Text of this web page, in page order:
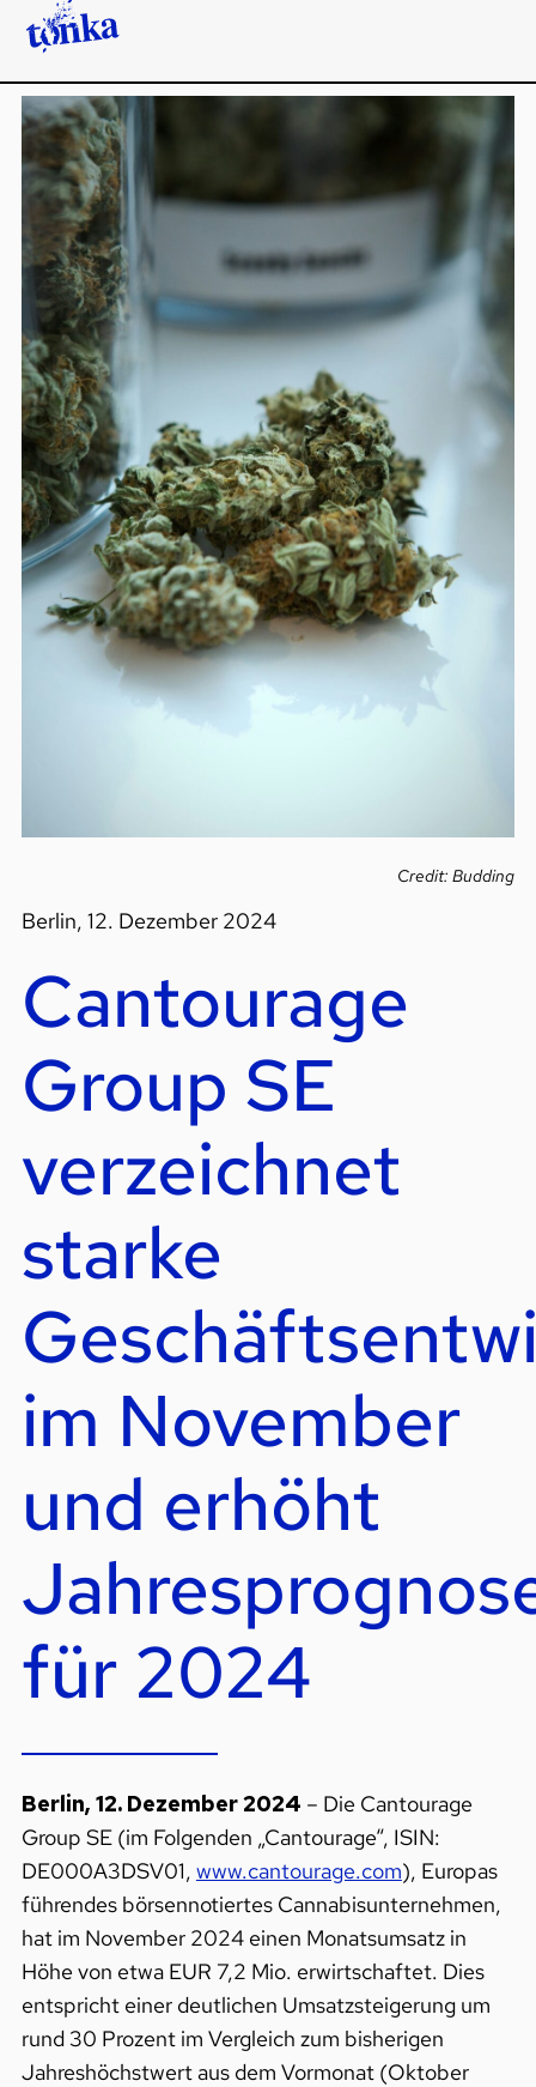
Credit: Budding
Berlin, 12. Dezember 2024
Cantourage
Group SE
verzeichnet
starke
im November
und erhöht
für 2024
Berlin, 12. Dezember 2024 – Die Cantourage
Group SE (im Folgenden „Cantourage“, ISIN:
DE000A3DSV01, www.cantourage.com), Europas
führendes börsennotiertes Cannabisunternehmen,
hat im November 2024 einen Monatsumsatz in
Höhe von etwa EUR 7,2 Mio. erwirtschaftet. Dies
entspricht einer deutlichen Umsatzsteigerung um
rund 30 Prozent im Vergleich zum bisherigen
Jahreshöchstwert aus dem Vormonat (Oktober